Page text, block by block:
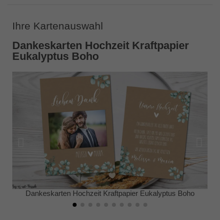
Ihre Kartenauswahl
Dankeskarten Hochzeit Kraftpapier
Eukalyptus Boho
Dankeskarten Hochzeit Kraftpapier Eukalyptus Boho